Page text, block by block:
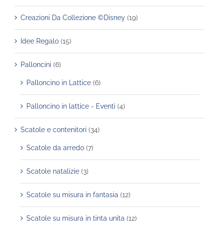
Creazioni Da Collezione ©Disney (19)
Idee Regalo (15)
Palloncini (6)
Palloncino in Lattice (6)
Palloncino in lattice - Eventi (4)
Scatole e contenitori (34)
Scatole da arredo (7)
Scatole natalizie (3)
Scatole su misura in fantasia (12)
Scatole su misura in tinta unita (12)